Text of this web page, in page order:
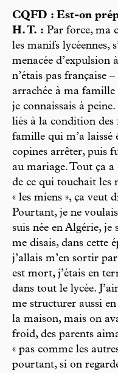
CQFD : Est-on
H. T. : Par force, ma
les manifs lycéennes,
menacée d’expulsion
n’étais pas française
arrachée à ma famille
je connaissais à
liés à la condition des
famille qui m’a laissé
copines arrêter, puis
au mariage. Tout ça a
de ce qui touchait les
« les miens », ça veut
Pourtant, je ne
suis née en Algérie, je
me disais, dans cette
j’allais m’en sortir
est mort, j’étais en
dans tout le lycée.
me structurer aussi
la maison, mais on
froid, des parents
« pas comme les
pourtant, si on